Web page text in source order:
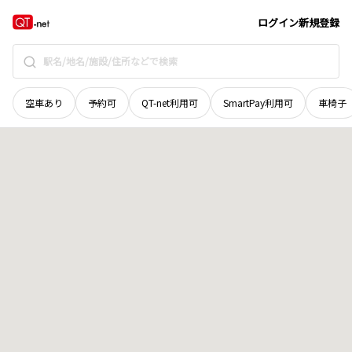
ログイン新規登録
空車あり 予約可 QT-net利用可 SmartPay利用可 車椅子
山梨県